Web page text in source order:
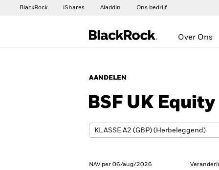
BlackRock iShares Aladdin Ons bedrijf
Over Ons
AANDELEN
BSF UK
NAV per 06/aug/2026